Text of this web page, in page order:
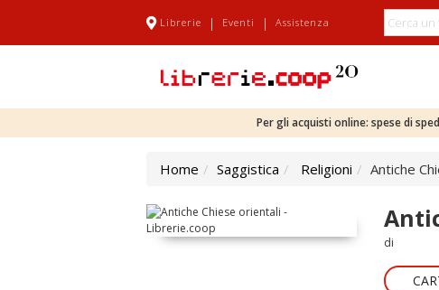
Librerie | Eventi | Assistenza
Per gli acquisti online: spese di
Home Saggistica Religioni Antiche
di